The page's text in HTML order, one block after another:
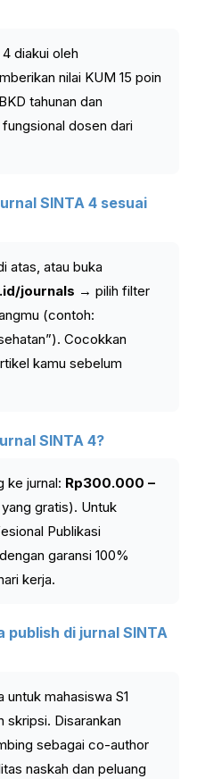
diakui oleh
nilai KUM 15 poin
tahunan dan
dosen dari
SINTA 4 sesuai
atas, atau buka
journals → pilih filter
(contoh:
Cocokkan
kamu sebelum
SINTA 4?
ke jurnal: Rp300.000 –
gratis). Untuk
Publikasi
dengan garansi 100%
kerja.
publish di jurnal SINTA
untuk mahasiswa S1
skripsi. Disarankan
sebagai co-author
naskah dan peluang